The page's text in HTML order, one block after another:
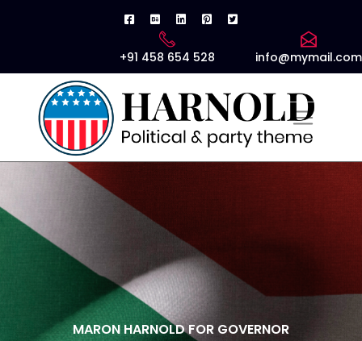
+91 458 654 528 info@mymail.com
MARON HARNOLD FOR GOVERNOR